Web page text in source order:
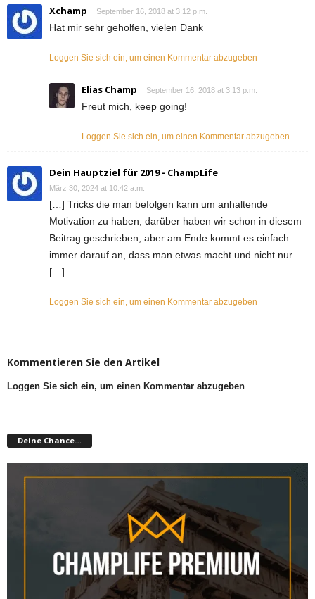
Xchamp September 16, 2018 at 3:12 p.m.
Hat mir sehr geholfen, vielen Dank
Loggen Sie sich ein, um einen Kommentar abzugeben
Elias Champ September 16, 2018 at 3:13 p.m.
Freut mich, keep going!
Loggen Sie sich ein, um einen Kommentar abzugeben
Dein Hauptziel für 2019 - ChampLife
März 30, 2024 at 10:42 a.m.
[…] Tricks die man befolgen kann um anhaltende
Motivation zu haben, darüber haben wir schon in diesem
Beitrag geschrieben, aber am Ende kommt es einfach
immer darauf an, dass man etwas macht und nicht nur
[…]
Loggen Sie sich ein, um einen Kommentar abzugeben
Kommentieren Sie den Artikel
Loggen Sie sich ein, um einen Kommentar abzugeben
Deine Chance…